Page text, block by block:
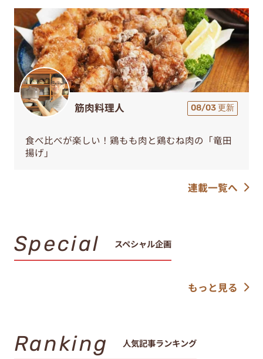
筋肉料理人 08/03 更新
食べ比べが楽しい！鶏もも肉と鶏むね肉の「竜田
揚げ」
連載一覧へ
Special スペシャル企画
もっと見る
Ranking 人気記事ランキング